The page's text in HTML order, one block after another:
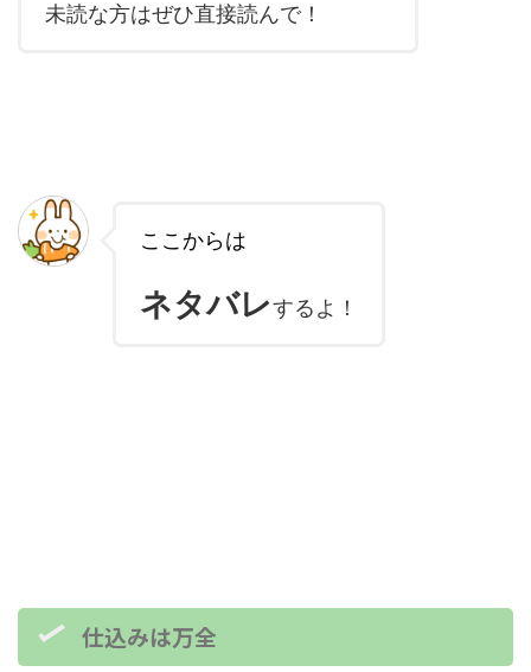
未読な方はぜひ直接読んで！
ここからは
ネタバレするよ！
仕込みは万全